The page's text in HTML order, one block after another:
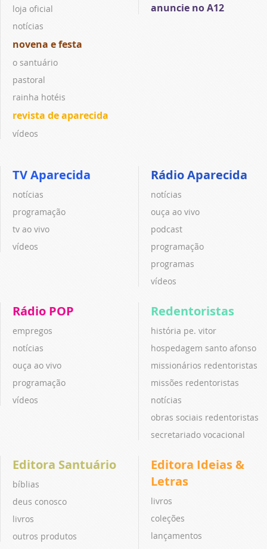
loja oficial
notícias
novena e festa
o santuário
pastoral
rainha hotéis
revista de aparecida
vídeos
anuncie no A12
TV Aparecida
notícias
programação
tv ao vivo
vídeos
Rádio Aparecida
notícias
ouça ao vivo
podcast
programação
programas
vídeos
Rádio POP
empregos
notícias
ouça ao vivo
programação
vídeos
Redentoristas
história pe. vitor
hospedagem santo afonso
missionários redentoristas
missões redentoristas
notícias
obras sociais redentoristas
secretariado vocacional
Editora Santuário
bíblias
deus conosco
livros
outros produtos
Editora Ideias &
Letras
livros
coleções
lançamentos